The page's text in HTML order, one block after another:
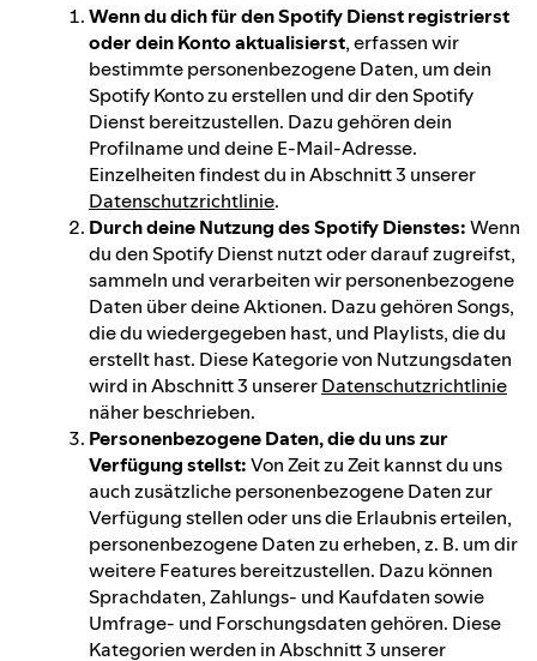
Empfehlungen auf Spotify verstehen
Ansprechpartner für das Gesetz über
digitale Dienste
Wenn du dich für den Spotify Dienst registrierst
oder dein Konto aktualisierst, erfassen wir
bestimmte personenbezogene Daten, um dein
Spotify Konto zu erstellen und dir den Spotify
Dienst bereitzustellen. Dazu gehören dein
Profilname und deine E-Mail-Adresse.
Einzelheiten findest du in Abschnitt 3 unserer
Datenschutzrichtlinie.
Durch deine Nutzung des Spotify Dienstes:Wenn
du den Spotify Dienst nutzt oder darauf zugreifst,
sammeln und verarbeiten wir personenbezogene
Daten über deine Aktionen. Dazu gehören Songs,
die du wiedergegeben hast, und Playlists, die du
erstellt hast. Diese Kategorie von Nutzungsdaten
wird in Abschnitt 3 unsererDatenschutzrichtlinie
näher beschrieben.
Personenbezogene Daten, die du uns zur
Verfügung stellst:Von Zeit zu Zeit kannst du uns
auch zusätzliche personenbezogene Daten zur
Verfügung stellen oder uns die Erlaubnis erteilen,
personenbezogene Daten zu erheben, z. B. um dir
weitere Features bereitzustellen. Dazu können
Sprachdaten, Zahlungs- und Kaufdaten sowie
Umfrage- und Forschungsdaten gehören. Diese
Kategorien werden in Abschnitt 3 unserer